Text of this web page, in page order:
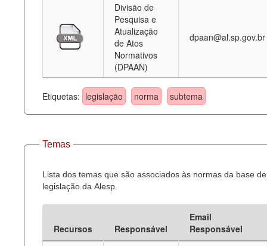
Divisão de
Pesquisa e
Atualização
de Atos
Normativos
(DPAAN)
dpaan@al.sp.gov.br
Etiquetas: legislação norma subtema
Temas
Lista dos temas que são associados às normas da base de
legislação da Alesp.
Recursos Responsável
Email
Responsável